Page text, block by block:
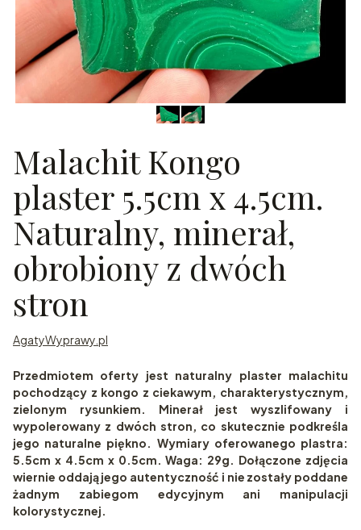
Malachit Kongo
plaster 5.5cm x 4.5cm.
Naturalny, minerał,
obrobiony z dwóch
stron
AgatyWyprawy.pl
Przedmiotem oferty jest naturalny plaster malachitu
pochodzący z kongo z ciekawym, charakterystycznym,
zielonym rysunkiem. Minerał jest wyszlifowany i
wypolerowany z dwóch stron, co skutecznie podkreśla
jego naturalne piękno. Wymiary oferowanego plastra:
5.5cm x 4.5cm x 0.5cm. Waga: 29g. Dołączone zdjęcia
wiernie oddają jego autentyczność i nie zostały poddane
żadnym zabiegom edycyjnym ani manipulacji
kolorystycznej.